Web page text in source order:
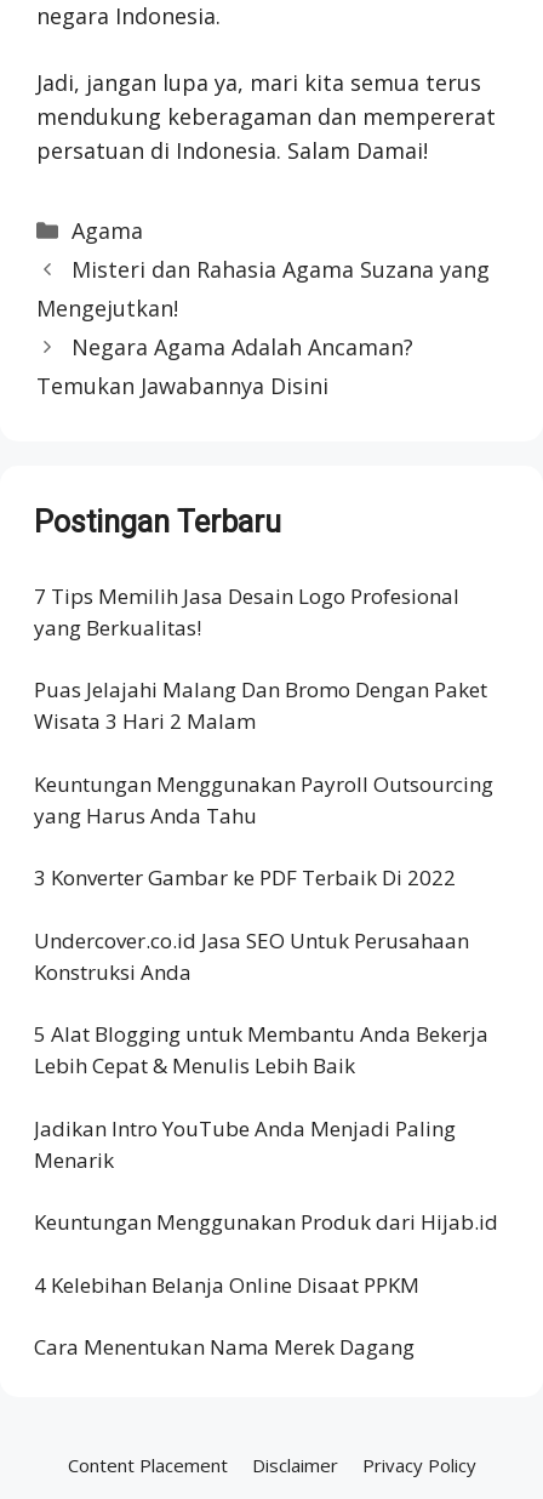
negara Indonesia.
Jadi, jangan lupa ya, mari kita semua terus
mendukung keberagaman dan mempererat
persatuan di Indonesia. Salam Damai!
Categories
Agama
Misteri dan Rahasia Agama Suzana yang
Mengejutkan!
Negara Agama Adalah Ancaman?
Temukan Jawabannya Disini
Postingan Terbaru
7 Tips Memilih Jasa Desain Logo Profesional
yang Berkualitas!
Puas Jelajahi Malang Dan Bromo Dengan Paket
Wisata 3 Hari 2 Malam
Keuntungan Menggunakan Payroll Outsourcing
yang Harus Anda Tahu
3 Konverter Gambar ke PDF Terbaik Di 2022
Undercover.co.id Jasa SEO Untuk Perusahaan
Konstruksi Anda
5 Alat Blogging untuk Membantu Anda Bekerja
Lebih Cepat & Menulis Lebih Baik
Jadikan Intro YouTube Anda Menjadi Paling
Menarik
Keuntungan Menggunakan Produk dari Hijab.id
4 Kelebihan Belanja Online Disaat PPKM
Cara Menentukan Nama Merek Dagang
Content Placement Disclaimer
Privacy Policy